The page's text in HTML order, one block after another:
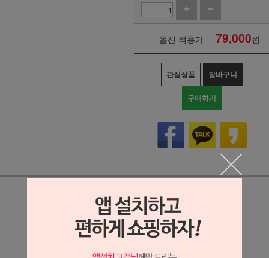
옵션 적용가 79,000원
관심상품 장바구니
구매하기
상세정보 새창 열기